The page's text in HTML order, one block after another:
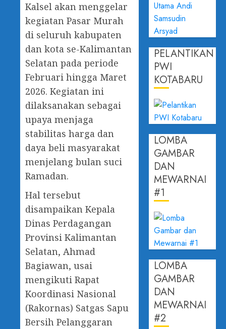
Kalsel akan menggelar
kegiatan Pasar Murah
di seluruh kabupaten
dan kota se-Kalimantan
Selatan pada periode
Februari hingga Maret
2026. Kegiatan ini
dilaksanakan sebagai
upaya menjaga
stabilitas harga dan
daya beli masyarakat
menjelang bulan suci
Ramadan.
Hal tersebut
disampaikan Kepala
Dinas Perdagangan
Provinsi Kalimantan
Selatan, Ahmad
Bagiawan, usai
mengikuti Rapat
Koordinasi Nasional
(Rakornas) Satgas Sapu
Bersih Pelanggaran
PELANTIKAN
PWI
KOTABARU
LOMBA
GAMBAR
DAN
MEWARNAI
#1
LOMBA
GAMBAR
DAN
MEWARNAI
#2